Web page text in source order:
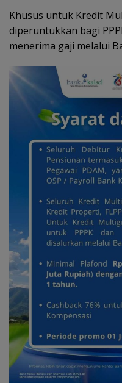
Khusus untuk Kredit
diperuntukkan bagi
menerima gaji melalui